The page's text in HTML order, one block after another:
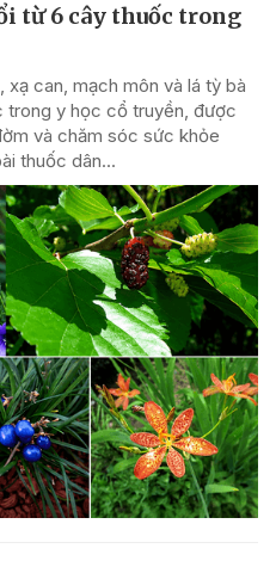
từ 6 cây thuốc trong
xạ can, mạch môn và lá tỳ bà
trong y học cổ truyền, được
và chăm sóc sức khỏe
thuốc dân...